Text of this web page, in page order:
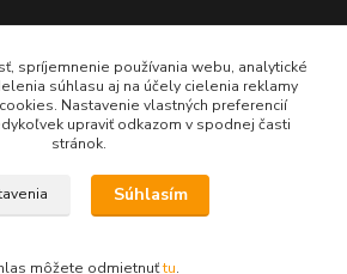
spríjemnenie používania webu, analytické
súhlasu aj na účely cielenia reklamy
Nastavenie vlastných preferencií
upraviť odkazom v spodnej časti
stránok.
Súhlasím
môžete odmietnuťtu.